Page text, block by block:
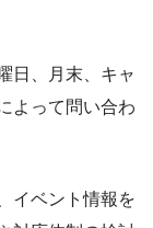
日、月末、キャ
よって問い合わ
イベント情報を